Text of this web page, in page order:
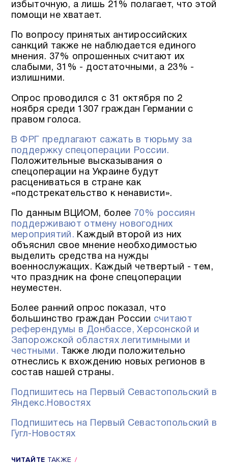
избыточную, а лишь 21% полагает, что этой
помощи не хватает.
По вопросу принятых антироссийских
санкций также не наблюдается единого
мнения. 37% опрошенных считают их
слабыми, 31% - достаточными, а 23% -
излишними.
Опрос проводился с 31 октября по 2
ноября среди 1307 граждан Германии с
правом голоса.
В ФРГ предлагают сажать в тюрьму за
поддержку спецоперации России.
Положительные высказывания о
спецоперации на Украине будут
расцениваться в стране как
«подстрекательство к ненависти».
По данным ВЦИОМ, более 70% россиян
поддерживают отмену новогодних
мероприятий. Каждый второй из них
объяснил свое мнение необходимостью
выделить средства на нужды
военнослужащих. Каждый четвертый - тем,
что праздник на фоне спецоперации
неуместен.
Более ранний опрос показал, что
большинство граждан России считают
референдумы в Донбассе, Херсонской и
Запорожской областях легитимными и
честными.
Также люди положительно
отнеслись к вхождению новых регионов в
состав нашей страны.
Подпишитесь на Первый Севастопольский в
Яндекс.Новостях
Подпишитесь на Первый Севастопольский в
Гугл-Новостях
ЧИТАЙТЕ ТАКЖЕ